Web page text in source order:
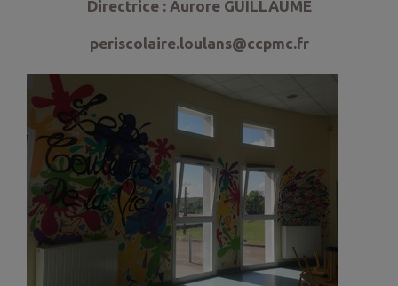
Directrice : Aurore GUILLAUME
periscolaire.loulans@ccpmc.fr